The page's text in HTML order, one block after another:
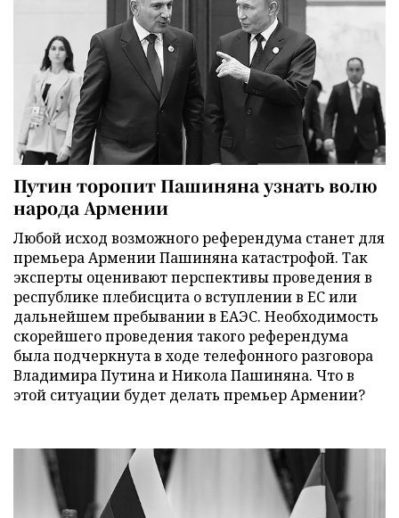
Путин торопит Пашиняна узнать волю
народа Армении
Любой исход возможного референдума станет для
премьера Армении Пашиняна катастрофой. Так
эксперты оценивают перспективы проведения в
республике плебисцита о вступлении в ЕС или
дальнейшем пребывании в ЕАЭС. Необходимость
скорейшего проведения такого референдума
была подчеркнута в ходе телефонного разговора
Владимира Путина и Никола Пашиняна. Что в
этой ситуации будет делать премьер Армении?